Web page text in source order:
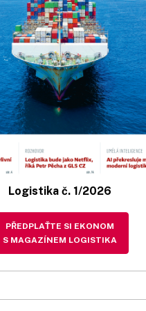
Logistika č. 1/2026
PŘEDPLAŤTE SI EKONOM
S MAGAZÍNEM LOGISTIKA